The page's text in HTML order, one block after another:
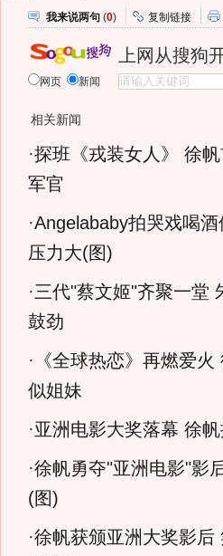
我来说两句 (0) 复制链接
上网从搜狗
网页 新闻
相关新闻
·探班《戎装女人》 徐
军官
·Angelababy拍哭戏喝
压力大(图)
·三代"蔡文姬"齐聚一堂
鼓劲
· 《全球热恋》再燃爱
似姐妹
·亚洲电影大奖落幕 徐
·徐帆勇夺"亚洲电影"影
(图)
·徐帆获颁亚洲大奖影后